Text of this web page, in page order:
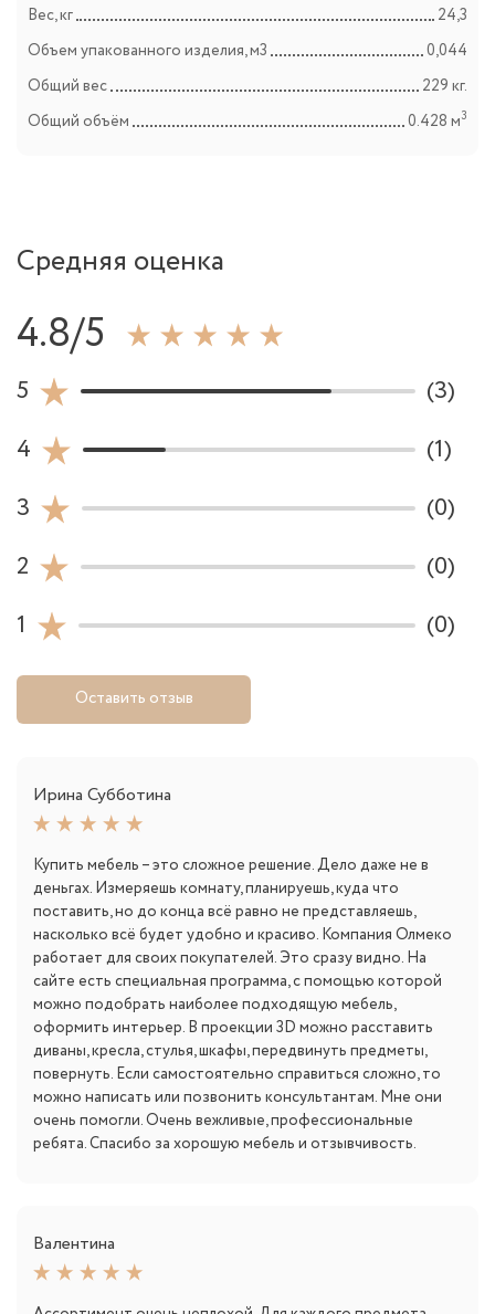
Вес, кг
24,3
Объем упакованного изделия, м3
0,044
Общий вес
229 кг.
Общий объём
0.428 м3
Средняя оценка
4.8/5
5
(3)
4
(1)
3
(0)
2
(0)
1
(0)
Оставить отзыв
Ирина Субботина
Купить мебель – это сложное решение. Дело даже не в
деньгах. Измеряешь комнату, планируешь, куда что
поставить, но до конца всё равно не представляешь,
насколько всё будет удобно и красиво. Компания Олмеко
работает для своих покупателей. Это сразу видно. На
сайте есть специальная программа, с помощью которой
можно подобрать наиболее подходящую мебель,
оформить интерьер. В проекции 3D можно расставить
диваны, кресла, стулья, шкафы, передвинуть предметы,
повернуть. Если самостоятельно справиться сложно, то
можно написать или позвонить консультантам. Мне они
очень помогли. Очень вежливые, профессиональные
ребята. Спасибо за хорошую мебель и отзывчивость.
Валентина